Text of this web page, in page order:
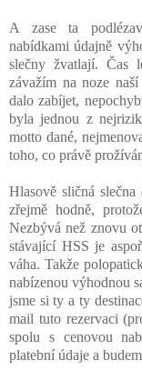
A zase ta
nabídkami údajně
slečny žvatlají. Čas
závažím na noze
dalo zabíjet,
byla jednou z
motto dané,
toho, co právě
Hlasově sličná
zřejmě hodně,
Nezbývá než znovu
stávající HSS je
váha. Takže
nabízenou výhodnou
jsme si ty a ty
mail tuto rezervaci
spolu s cenovou
platební údaje a